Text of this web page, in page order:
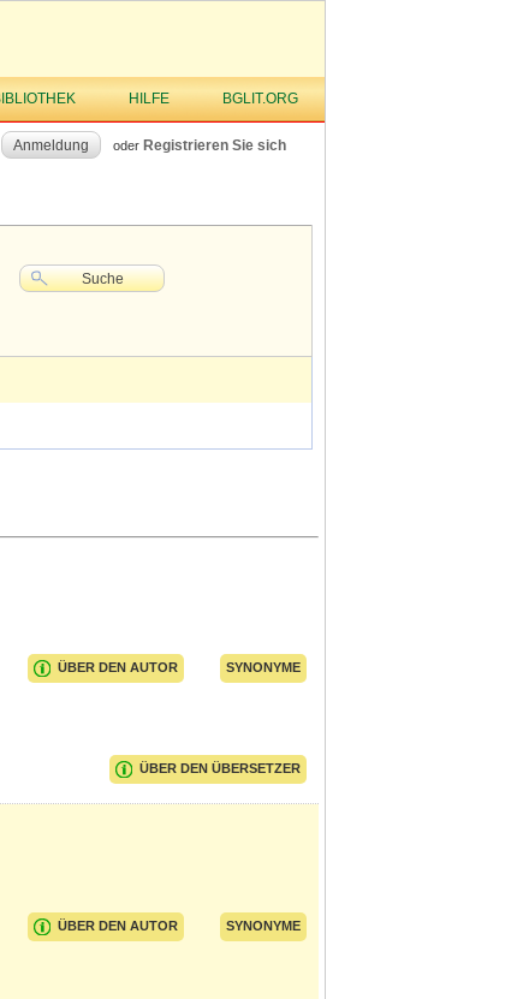
HILFE BGLIT.ORG
Anmeldung oder Registrieren Sie sich
Suche
SYNONYME
ÜBER DEN AUTOR
ÜBER DEN ÜBERSETZER
SYNONYME
ÜBER DEN AUTOR